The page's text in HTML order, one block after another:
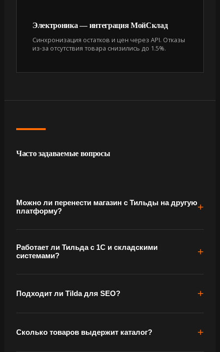
Электроника — интеграция МойСклад
Синхронизация остатков и цен через API. Отказы
из-за отсутствия товара снизились до 1.5%.
Часто задаваемые вопросы
Можно ли перенести магазин с Тильды на другую
платформу?
Работает ли Тильда с 1С и складскими
системами?
Подходит ли Tilda для SEO?
Сколько товаров выдержит каталог?